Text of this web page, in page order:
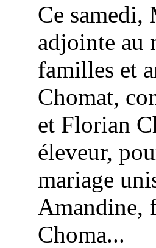
Ce
adjointe au
familles et
Chomat,
et Florian
éleveur,
mariage
Amandine,
Choma...